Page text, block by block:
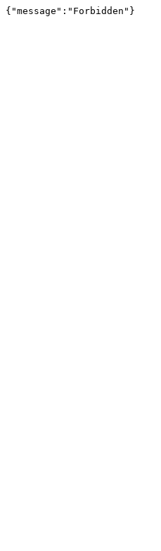
{"message":"Forbidden"}